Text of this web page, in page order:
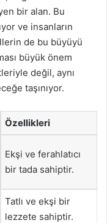
bir alan. Bu
ve insanların
de bu büyüyü
büyük önem
değil, aynı
taşınıyor.
Özellikleri
Ekşi ve ferahlatıcı
bir tada sahiptir.
Tatlı ve ekşi bir
lezzete sahiptir.